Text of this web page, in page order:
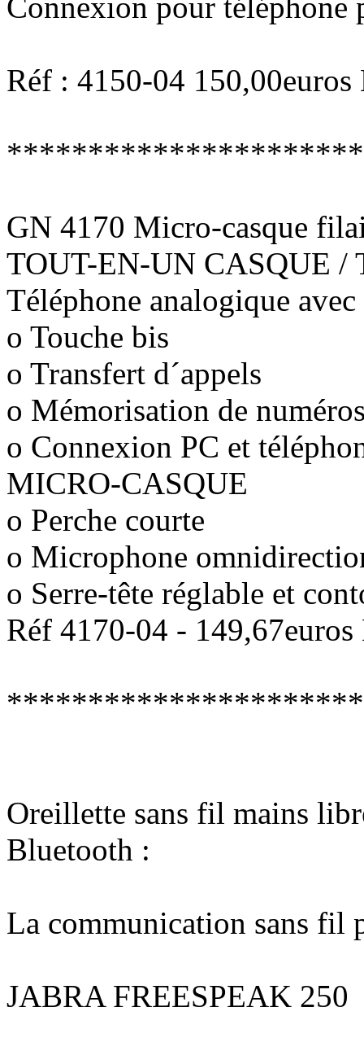
Connexion pour
Réf : 4150-04
GN 4170 Micro-casque
TOUT-EN-UN CASQUE /
Téléphone analogique avec
o Touche bis
o Transfert d´appels
o Mémorisation de
o Connexion PC et
MICRO-CASQUE
o Perche courte
o Microphone
o Serre-tête réglable et
Réf 4170-04 -
Oreillette sans fil mains
Bluetooth :
La communication sans fil
JABRA FREESPEAK 250